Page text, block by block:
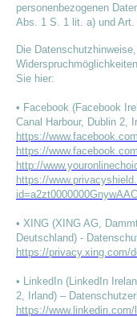
personenbezogenen
Abs. 1 S. 1 lit. a) und Art.
Die
Sie hier:
• Facebook (Facebook
Canal Harbour, Dublin 2,
https://
https://
http://
https://
• XING (XING AG,
Deutschland) -
https://privacy.xing.com/
• LinkedIn (LinkedIn
2, Irland) –
https://